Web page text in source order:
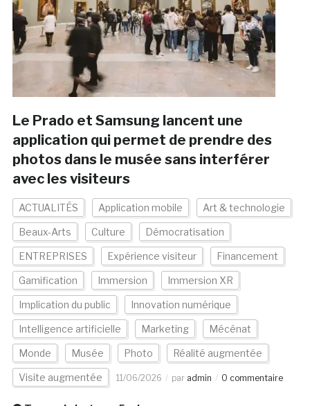
Le Prado et Samsung lancent une
application qui permet de prendre des
photos dans le musée sans interférer
avec les visiteurs
ACTUALITÉS Application mobile Art & technologie
Beaux-Arts Culture Démocratisation
ENTREPRISES Expérience visiteur Financement
Gamification Immersion Immersion XR
Implication du public Innovation numérique
Intelligence artificielle Marketing Mécénat
Monde Musée Photo Réalité augmentée
Visite augmentée 11/06/2026 par admin 0 commentaire